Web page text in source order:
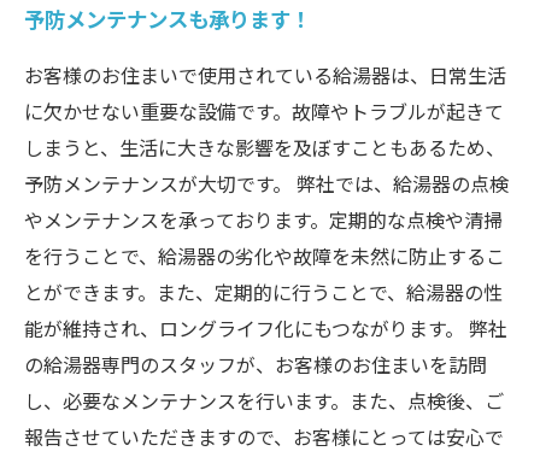
予防メンテナンスも承ります！
お客様のお住まいで使用されている給湯器は、日常生活
に欠かせない重要な設備です。故障やトラブルが起きて
しまうと、生活に大きな影響を及ぼすこともあるため、
予防メンテナンスが大切です。 弊社では、給湯器の点検
やメンテナンスを承っております。定期的な点検や清掃
を行うことで、給湯器の劣化や故障を未然に防止するこ
とができます。また、定期的に行うことで、給湯器の性
能が維持され、ロングライフ化にもつながります。 弊社
の給湯器専門のスタッフが、お客様のお住まいを訪問
し、必要なメンテナンスを行います。また、点検後、ご
報告させていただきますので、お客様にとっては安心で